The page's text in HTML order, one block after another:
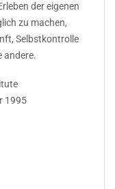
der eigenen
zu machen,
Selbstkontrolle
andere.
1995